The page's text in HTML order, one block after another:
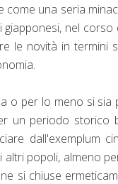
come una seria
giapponesi, nel
le novità in termini
o per lo meno si
periodo storico
dall'exemplum
popoli, almeno
si chiuse